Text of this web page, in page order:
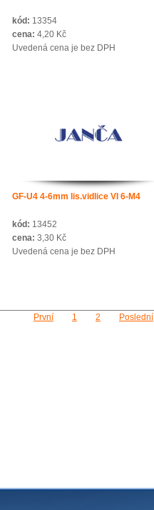
kód: 13354
cena: 4,20 Kč
Uvedená cena je bez DPH
GF-U4 4-6mm lis.vidlice VI 6-M4
kód: 13452
cena: 3,30 Kč
Uvedená cena je bez DPH
První 1 2 Poslední